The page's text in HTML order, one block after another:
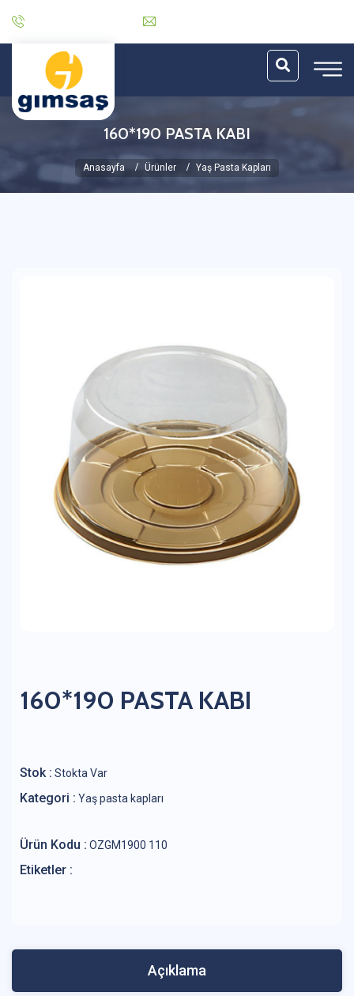
160*190 PASTA KABI
Anasayfa Ürünler Yaş Pasta Kapları
160*190 PASTA KABI
Stok : Stokta Var
Kategori : Yaş pasta kapları
Ürün Kodu : OZGM1900 110
Etiketler :
Açıklama